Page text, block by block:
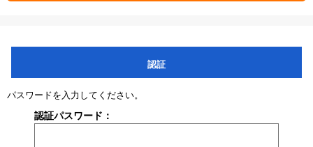
認証
パスワードを入力してください。
認証パスワード：